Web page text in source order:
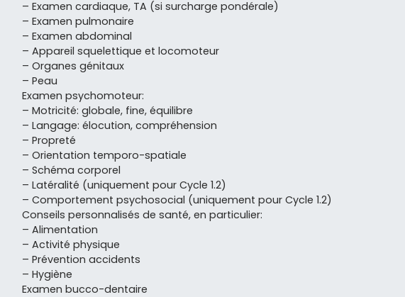
– Examen cardiaque, TA (si surcharge pondérale)
– Examen pulmonaire
– Examen abdominal
– Appareil squelettique et locomoteur
– Organes génitaux
– Peau
Examen psychomoteur:
– Motricité: globale, fine, équilibre
– Langage: élocution, compréhension
– Propreté
– Orientation temporo-spatiale
– Schéma corporel
– Latéralité (uniquement pour Cycle 1.2)
– Comportement psychosocial (uniquement pour Cycle 1.2)
Conseils personnalisés de santé, en particulier:
– Alimentation
– Activité physique
– Prévention accidents
– Hygiène
Examen bucco-dentaire